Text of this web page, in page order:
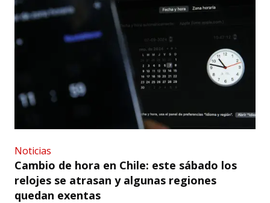
Noticias
Cambio de hora en Chile: este sábado los
relojes se atrasan y algunas regiones
quedan exentas